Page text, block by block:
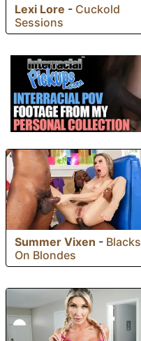
Lexi Lore - Cuckold
Sessions
Summer Vixen - Blacks
On Blondes